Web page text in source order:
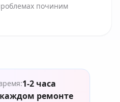
починим
1-2 часа
ремонте